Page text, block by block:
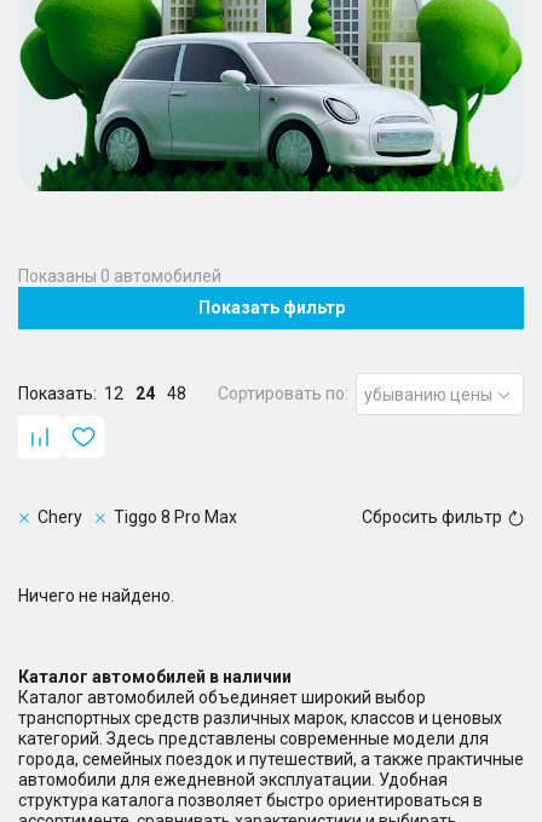
Показаны 0 автомобилей
Показать фильтр
Показать: 12 24 48 Сортировать по: убыванию цены
Chery Tiggo 8 Pro Max Сбросить фильтр
Ничего не найдено.
Каталог автомобилей в наличии
Каталог автомобилей объединяет широкий выбор
транспортных средств различных марок, классов и ценовых
категорий. Здесь представлены современные модели для
города, семейных поездок и путешествий, а также практичные
автомобили для ежедневной эксплуатации. Удобная
структура каталога позволяет быстро ориентироваться в